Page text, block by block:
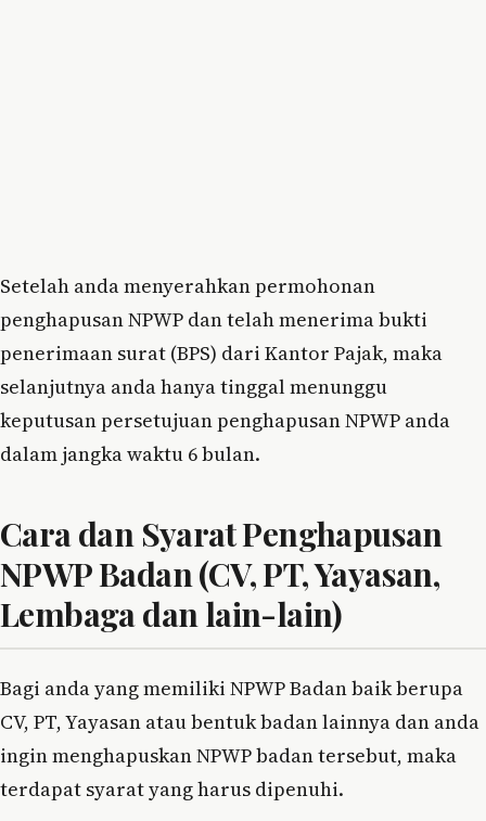
Setelah anda menyerahkan permohonan
penghapusan NPWP dan telah menerima bukti
penerimaan surat (BPS) dari Kantor Pajak, maka
selanjutnya anda hanya tinggal menunggu
keputusan persetujuan penghapusan NPWP anda
dalam jangka waktu 6 bulan.
Cara dan Syarat Penghapusan
NPWP Badan (CV, PT, Yayasan,
Lembaga dan lain-lain)
Bagi anda yang memiliki NPWP Badan baik berupa
CV, PT, Yayasan atau bentuk badan lainnya dan anda
ingin menghapuskan NPWP badan tersebut, maka
terdapat syarat yang harus dipenuhi.